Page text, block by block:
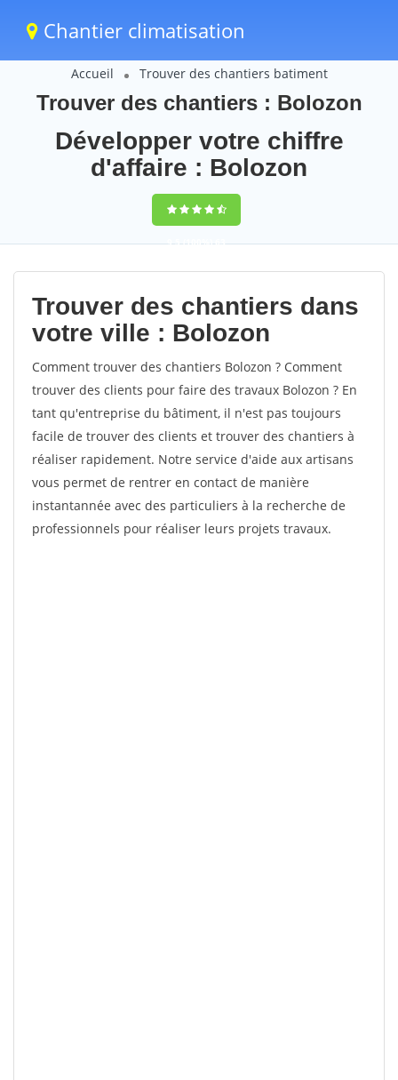
Chantier climatisation
Accueil Trouver des chantiers batiment
Trouver des chantiers : Bolozon
Développer votre chiffre
d'affaire : Bolozon
9,5(100%)63
votes
Trouver des chantiers dans
votre ville : Bolozon
Comment trouver des chantiers Bolozon ? Comment
trouver des clients pour faire des travaux Bolozon ? En
tant qu'entreprise du bâtiment, il n'est pas toujours
facile de trouver des clients et trouver des chantiers à
réaliser rapidement. Notre service d'aide aux artisans
vous permet de rentrer en contact de manière
instantannée avec des particuliers à la recherche de
professionnels pour réaliser leurs projets travaux.